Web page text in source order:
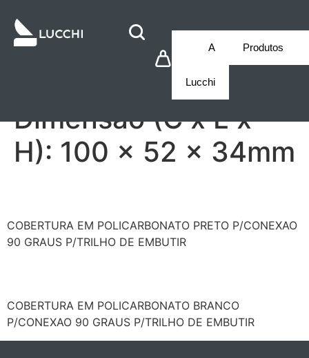
A
Lucchi
Produtos
Dimensão (C x L x
H): 100 x 52 x 34mm
COBERTURA EM POLICARBONATO PRETO P/CONEXAO
90 GRAUS P/TRILHO DE EMBUTIR
COBERTURA EM POLICARBONATO BRANCO
P/CONEXAO 90 GRAUS P/TRILHO DE EMBUTIR